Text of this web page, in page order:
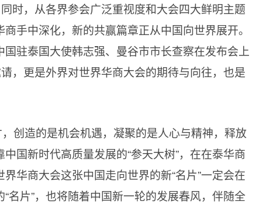
时，从各界参会广泛重视度和大会四大鲜明主题
手中深化，新的共赢篇章正从中国向世界展开。
驻泰国大使韩志强、曼谷市市长查察在发布会上
，更是外界对世界华商大会的期待与向往，也是
创造的是机会机遇，凝聚的是人心与精神，释放
国新时代高质量发展的“参天大树”，在在泰华商
华商大会这张中国走向世界的新“名片”一定会在
名片”，也将随着中国新一轮的发展春风，伴随全